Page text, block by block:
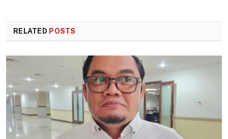
RELATED POSTS